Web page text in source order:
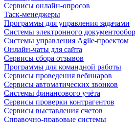
Сервисы онлайн-опросов
Таск-менеджеры
Программы для управления задачами
Системы электронного
Системы управления Agile-проектом
Онлайн-чаты для сайта
Сервисы сбора отзывов
Программы для командной работы
Сервисы проведения вебинаров
Сервисы автоматических звонков
Системы финансового учёта
Сервисы проверки контрагентов
Сервисы выставления счетов
Справочно-правовые системы